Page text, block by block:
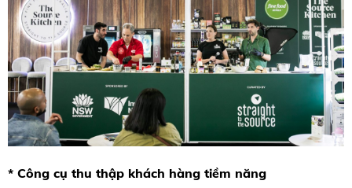
* Công cụ thu thập khách hàng tiềm năng